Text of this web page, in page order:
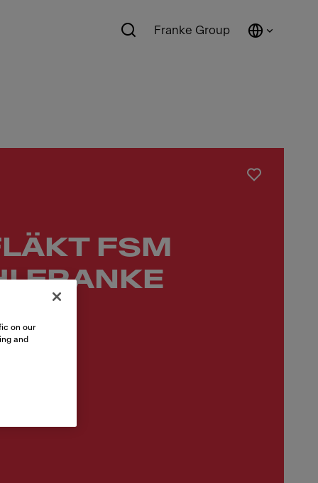
Franke Group
FSM
FRANKE
on our
and